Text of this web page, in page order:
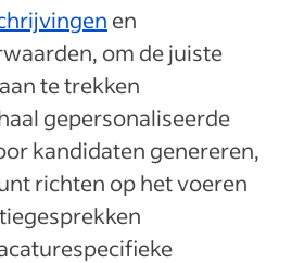
en
om de juiste
te trekken
gepersonaliseerde
kandidaten genereren,
richten op het voeren